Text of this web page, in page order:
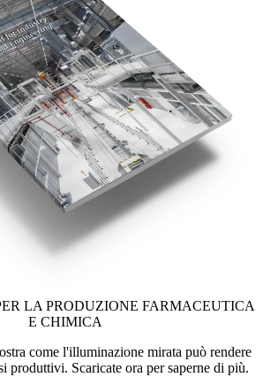
LA PRODUZIONE FARMACEUTICA
E CHIMICA
come l'illuminazione mirata può rendere
produttivi. Scaricate ora per saperne di più.